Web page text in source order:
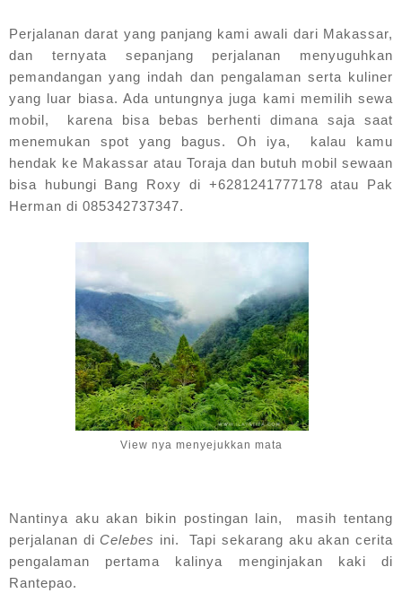
Perjalanan darat yang panjang kami awali dari Makassar,
dan ternyata sepanjang perjalanan menyuguhkan
pemandangan yang indah dan pengalaman serta kuliner
yang luar biasa. Ada untungnya juga kami memilih sewa
mobil, karena bisa bebas berhenti dimana saja saat
menemukan spot yang bagus. Oh iya, kalau kamu
hendak ke Makassar atau Toraja dan butuh mobil sewaan
bisa hubungi Bang Roxy di +6281241777178 atau Pak
Herman di 085342737347.
View nya menyejukkan mata
Nantinya aku akan bikin postingan lain, masih tentang
perjalanan di Celebes ini. Tapi sekarang aku akan cerita
pengalaman pertama kalinya menginjakan kaki di
Rantepao.